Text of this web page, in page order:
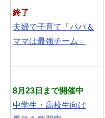
終了
夫婦で子育て「パパ＆
ママは最強チーム」
8月23日まで開催中
中学生・高校生向け